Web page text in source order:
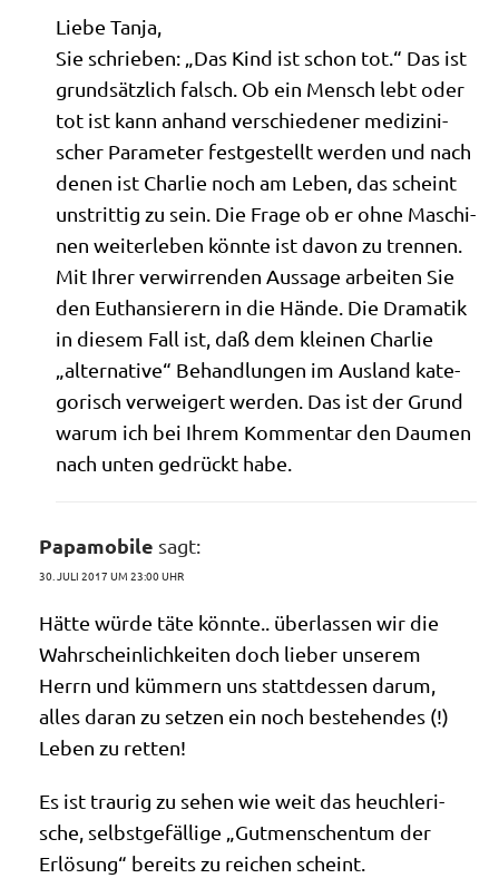
Lie­be Tanja,
Sie schrie­ben: „Das Kind ist schon tot.“ Das ist
grund­sätz­lich falsch. Ob ein Mensch lebt oder
tot ist kann anhand ver­schie­de­ner medi­zi­ni­
scher Para­me­ter fest­ge­stellt wer­den und nach
denen ist Char­lie noch am Leben, das scheint
unstrit­tig zu sein. Die Fra­ge ob er ohne Maschi­
nen wei­ter­le­ben könn­te ist davon zu tren­nen.
Mit Ihrer ver­wir­ren­den Aus­sa­ge arbei­ten Sie
den Euthan­sie­rern in die Hän­de. Die Dra­ma­tik
in die­sem Fall ist, daß dem klei­nen Char­lie
„alter­na­ti­ve“ Behand­lun­gen im Aus­land kate­
go­risch ver­wei­gert wer­den. Das ist der Grund
war­um ich bei Ihrem Kom­men­tar den Dau­men
nach unten gedrückt habe.
Papamobile sagt:
30. JULI 2017 UM 23:00 UHR
Hät­te wür­de täte könn­te.. über­las­sen wir die
Wahr­schein­lich­kei­ten doch lie­ber unse­rem
Herrn und küm­mern uns statt­des­sen dar­um,
alles dar­an zu set­zen ein noch bestehen­des (!)
Leben zu retten!
Es ist trau­rig zu sehen wie weit das heuch­le­ri­
sche, selbst­ge­fäl­li­ge „Gut­men­schen­tum der
Erlö­sung“ bereits zu rei­chen scheint.